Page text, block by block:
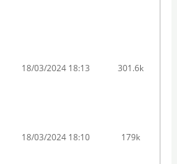
18/03/2024 18:13 301.6k
18/03/2024 18:10 179k